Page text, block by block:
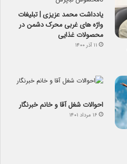
یادداشت محمد عزیزی | تبلیغات
واژه های غربی محرک دشمن در
محصولات غذایی
۱۱ آذر ۱۴۰۰
احوالات شغل آقا و خانم خبرنگار
۱۶ مرداد ۱۴۰۱